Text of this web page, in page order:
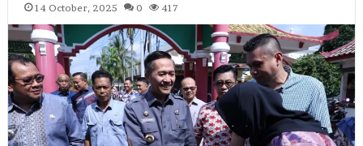
14 October, 2025 0 417